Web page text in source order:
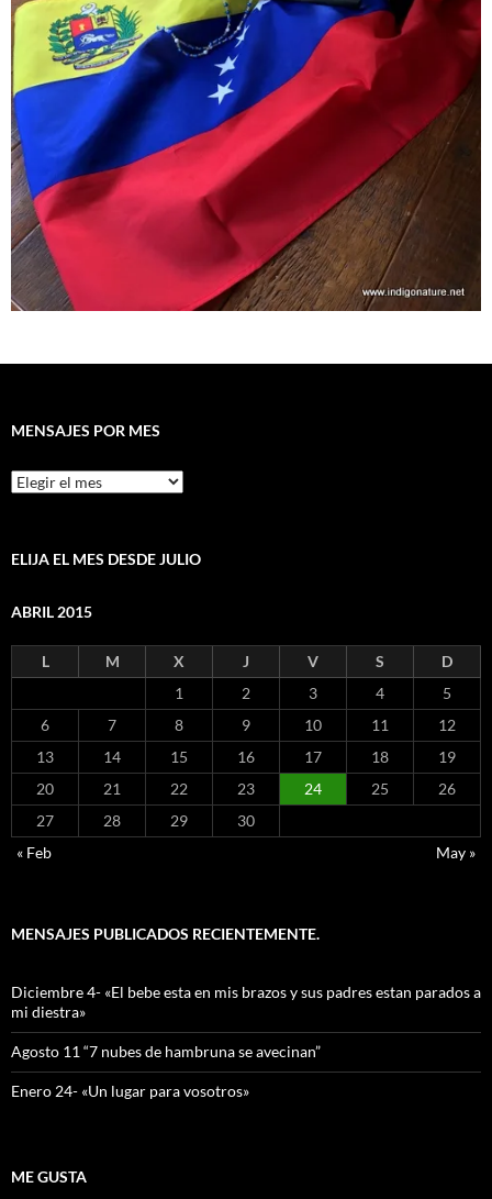
MENSAJES POR MES
Mensajes
por
ELIJA EL MES DESDE JULIO
ABRIL 2015
L M X J V S
D
1
2 3 4
5
6
7 8 9 10 11
12
13
14 15 16 17 18
19
20
21 22 23 24 25
26
27
28 29
30
« Feb
May »
MENSAJES PUBLICADOS RECIENTEMENTE.
Diciembre 4- «El bebe esta en mis brazos y sus padres estan parados a
mi diestra»
Agosto 11 “7 nubes de hambruna se avecinan”
Enero 24- «Un lugar para vosotros»
ME GUSTA